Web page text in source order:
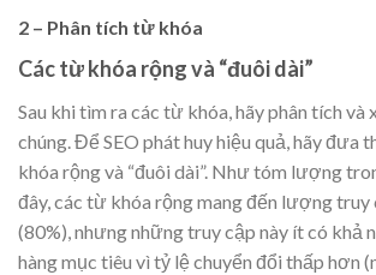
2 – Phân tích từ khóa
Các từ khóa rộng và “đuôi dài”
Sau khi tìm ra các từ khóa, hãy phân tích và
chúng. Để SEO phát huy hiệu quả, hãy đưa
khóa rộng và “đuôi dài”. Như tóm lượng
đây, các từ khóa rộng mang đến lượng truy
(80%), nhưng những truy cập này ít có khả
hàng mục tiêu vì tỷ lệ chuyển đổi thấp hơn